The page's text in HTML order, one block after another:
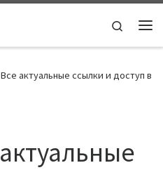
Search
актуальные ссылки и доступ в